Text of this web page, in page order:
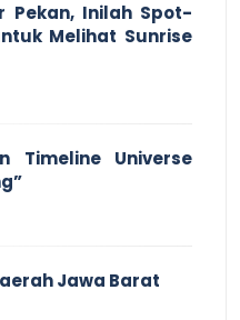
Pekan, Inilah Spot-
Melihat Sunrise
Timeline Universe
Jawa Barat